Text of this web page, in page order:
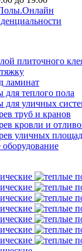
плиточного
ламинат
для теплого пола
для уличных
труб и кранов
кровли и
уличных